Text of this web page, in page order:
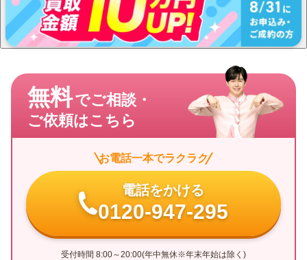
無料でご相談・
ご依頼はこちら
お電話一本でラクラク
電話をかける
0120-947-295
受付時間 8:00～20:00(年中無休※年末年始は除く)